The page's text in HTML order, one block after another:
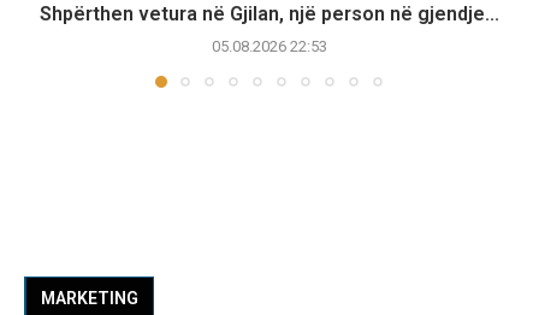
Shpërthen vetura në Gjilan, një person në gjendje...
05.08.2026 22:53
MARKETING